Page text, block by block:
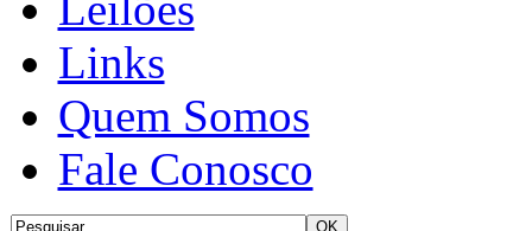
Links
Quem Somos
Fale Conosco